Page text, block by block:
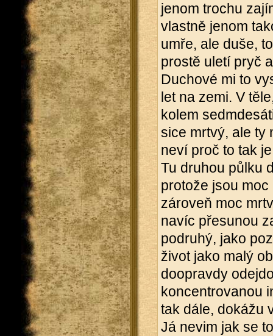
jenom trochu
vlastně jenom
umře, ale duše,
prostě uletí pryč
Duchové mi to
let na zemi. V
kolem
sice mrtvý, ale ty
neví proč to tak
Tu druhou půlku
protože jsou
zároveň moc
navíc přesunou
podruhý, jako
život jako malý
doopravdy
koncentrovanou
tak dále, dokážu
Já nevim jak se